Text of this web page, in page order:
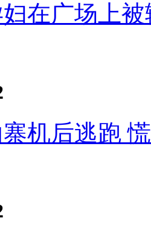
在广场上
机后逃跑